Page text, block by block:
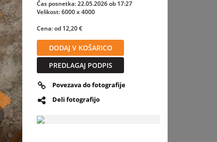
Čas posnetka: 22.05.2026 ob 17:27
Velikost: 6000 x 4000
Cena: od 12,20 €
DODAJ V KOŠARICO
PREDLAGAJ PODPIS
Povezava do fotografije
Deli fotografijo